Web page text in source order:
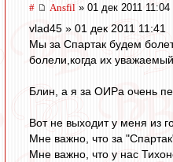
# Ansfil » 01 дек 2011 11:04
vlad45 » 01 дек 2011 11:41
Мы за Спартак будем
болели,когда их
Блин, а я за ОИРа очень
Вот не выходит у меня из
Мне важно, что за
Мне важно, что у нас